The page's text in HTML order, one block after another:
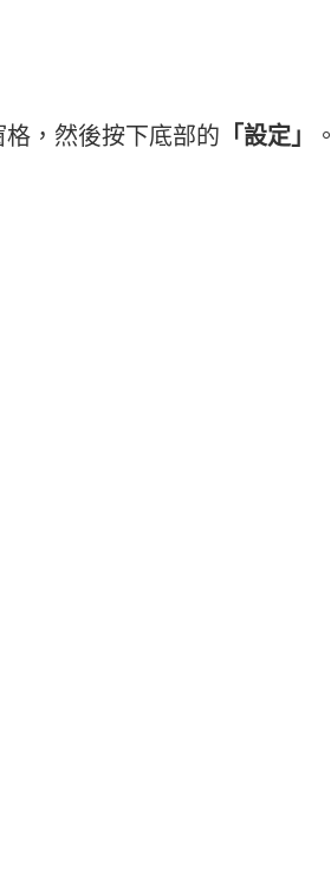
，然後按下底部的 「設定」 。